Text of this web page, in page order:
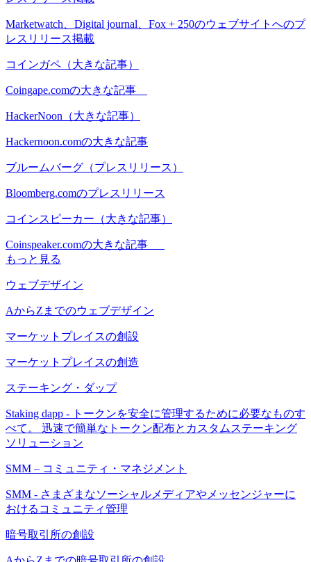
Marketwatch、Digital journal、Fox + 250のウェブサイトへのプ
レスリリース掲載
コインガペ（大きな記事）
Coingape.comの大きな記事
HackerNoon（大きな記事）
Hackernoon.comの大きな記事
ブルームバーグ（プレスリリース）
Bloomberg.comのプレスリリース
コインスピーカー（大きな記事）
Coinspeaker.comの大きな記事
もっと見る
ウェブデザイン
AからZまでのウェブデザイン
マーケットプレイスの創設
マーケットプレイスの創造
ステーキング・ダップ
Staking dapp - トークンを安全に管理するために必要なものす
べて。 迅速で簡単なトークン配布とカスタムステーキング
ソリューション
SMM – コミュニティ・マネジメント
SMM - さまざまなソーシャルメディアやメッセンジャーに
おけるコミュニティ管理
暗号取引所の創設